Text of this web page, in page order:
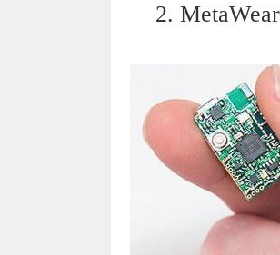
2.